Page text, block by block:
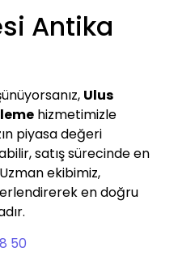
Antika
Ulus
hizmetimizle
piyasa değeri
satış sürecinde en
ekibimiz,
en doğru
50